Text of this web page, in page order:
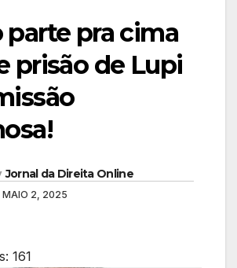
parte pra cima
prisão de Lupi
Jornal da Direita Online
MAIO 2, 2025
161